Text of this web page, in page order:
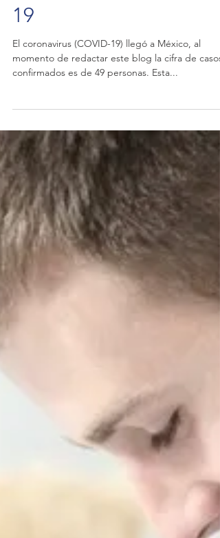
su cobertura al Covid-
19
El coronavirus (COVID-19) llegó a México, al